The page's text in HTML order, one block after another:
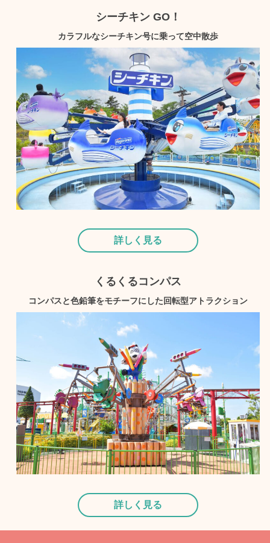
シーチキン GO！
カラフルなシーチキン号に乗って空中散歩
詳しく見る
くるくるコンパス
コンパスと色鉛筆をモチーフにした回転型アトラクション
詳しく見る